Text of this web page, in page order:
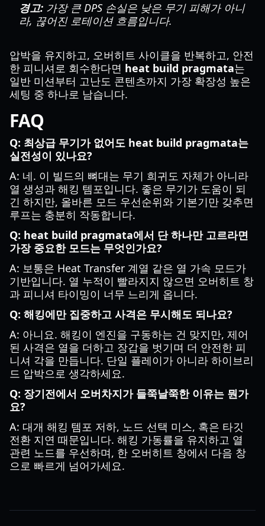
경고: 가장 큰 DPS 손실은 낮은 무기 피해가 아니
라, 끊어진 로테이션 흐름입니다.
압박을 유지하고, 오버히트 사이클을 반복하고, 안전
한 피니셔로 회수한다면 heat build pragmata는
일반 미션부터 고난도 콘텐츠까지 가장 확장성 높은
세팅 중 하나로 남습니다.
FAQ
Q: 최상급 무기가 없어도 heat build pragmata는
실전성이 있나요?
A: 네. 이 빌드의 뼈대는 무기 희귀도 자체가 아니라
열 생성과 해킹 템포입니다. 좋은 무기가 도움이 되
긴 하지만, 올바른 모드 우선순위와 기본기만 갖추면
루프는 충분히 작동합니다.
Q: heat build pragmata에서 단 하나만 고르라면
가장 중요한 모드는 무엇인가요?
A: 보통은 Heat Transfer 계열 같은 열 가속 모드가
기반입니다. 열 누적이 빨라지지 않으면 오버히트 창
과 피니셔 타이밍이 너무 느리게 옵니다.
Q: 해킹에만 집중하고 사격은 무시해도 되나요?
A: 아니요. 해킹이 엔진을 구동하는 건 맞지만, 제어
된 사격은 열을 더하고 장갑을 벗기며 더 안전한 피
니셔 각을 만듭니다. 단일 플레이가 아니라 하이브리
드 압박으로 생각하세요.
Q: 장기전에서 오버차지가 들쭉날쭉한 이유는 뭔가
요?
A: 대개 해킹 템포 저하, 노드 선택 미스, 혹은 타깃
전환 지연 때문입니다. 해킹 가동률을 유지하고 열
관련 노드를 우선하며, 한 오버히트 창에서 다음 창
으로 빠르게 넘어가세요.